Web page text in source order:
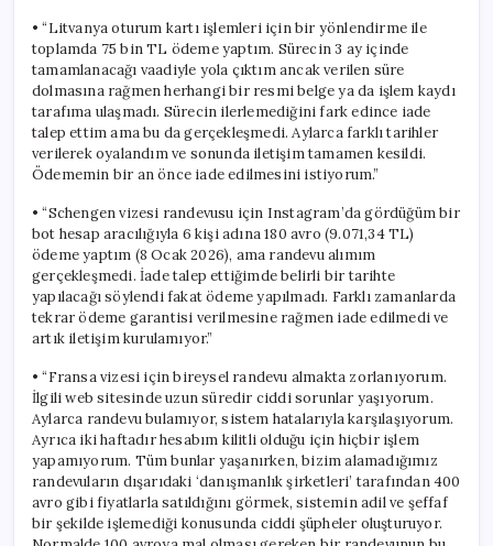
• “Litvanya oturum kartı işlemleri için bir yönlendirme ile
toplamda 75 bin TL ödeme yaptım. Sürecin 3 ay içinde
tamamlanacağı vaadiyle yola çıktım ancak verilen süre
dolmasına rağmen herhangi bir resmi belge ya da işlem kaydı
tarafıma ulaşmadı. Sürecin ilerlemediğini fark edince iade
talep ettim ama bu da gerçekleşmedi. Aylarca farklı tarihler
verilerek oyalandım ve sonunda iletişim tamamen kesildi.
Ödememin bir an önce iade edilmesini istiyorum.”
• “Schengen vizesi randevusu için Instagram’da gördüğüm bir
bot hesap aracılığıyla 6 kişi adına 180 avro (9.071,34 TL)
ödeme yaptım (8 Ocak 2026), ama randevu alımım
gerçekleşmedi. İade talep ettiğimde belirli bir tarihte
yapılacağı söylendi fakat ödeme yapılmadı. Farklı zamanlarda
tekrar ödeme garantisi verilmesine rağmen iade edilmedi ve
artık iletişim kurulamıyor.”
• “Fransa vizesi için bireysel randevu almakta zorlanıyorum.
İlgili web sitesinde uzun süredir ciddi sorunlar yaşıyorum.
Aylarca randevu bulamıyor, sistem hatalarıyla karşılaşıyorum.
Ayrıca iki haftadır hesabım kilitli olduğu için hiçbir işlem
yapamıyorum. Tüm bunlar yaşanırken, bizim alamadığımız
randevuların dışarıdaki ‘danışmanlık şirketleri’ tarafından 400
avro gibi fiyatlarla satıldığını görmek, sistemin adil ve şeffaf
bir şekilde işlemediği konusunda ciddi şüpheler oluşturuyor.